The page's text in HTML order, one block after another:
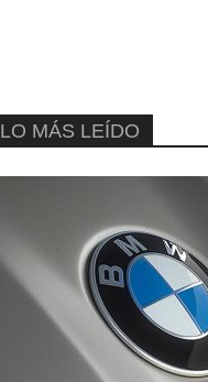
LO MÁS LEÍDO